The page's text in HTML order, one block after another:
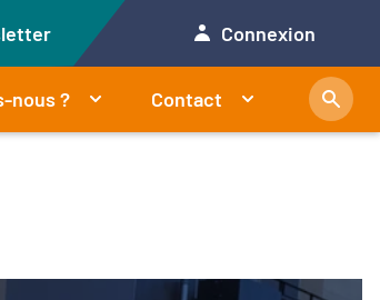
Connexion
nous ? Contact